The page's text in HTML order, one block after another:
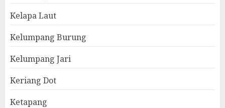
Kelapa Laut
Kelumpang Burung
Kelumpang Jari
Keriang Dot
Ketapang